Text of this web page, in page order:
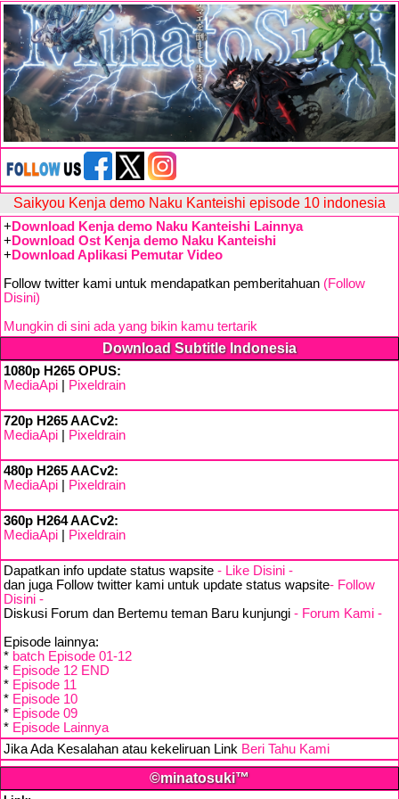
Saikyou Kenja demo Naku Kanteishi episode 10 indonesia
+ Download Kenja demo Naku Kanteishi Lainnya
+ Download Ost Kenja demo Naku Kanteishi
+ Download Aplikasi Pemutar Video
Follow twitter kami untuk mendapatkan pemberitahuan (Follow
Disini)
Mungkin di sini ada yang bikin kamu tertarik
Download Subtitle Indonesia
1080p H265 OPUS:
MediaApi
Pixeldrain
720p H265 AACv2:
MediaApi
Pixeldrain
480p H265 AACv2:
MediaApi
Pixeldrain
360p H264 AACv2:
MediaApi
Pixeldrain
Dapatkan info update status wapsite - Like Disini -
dan juga Follow twitter kami untuk update status wapsite- Follow
Disini -
Diskusi Forum dan Bertemu teman Baru kunjungi - Forum Kami -
Episode lainnya:
* batch Episode 01-12
* Episode 12 END
* Episode 11
* Episode 10
* Episode 09
* Episode Lainnya
Jika Ada Kesalahan atau kekeliruan Link Beri Tahu Kami
©minatosuki™